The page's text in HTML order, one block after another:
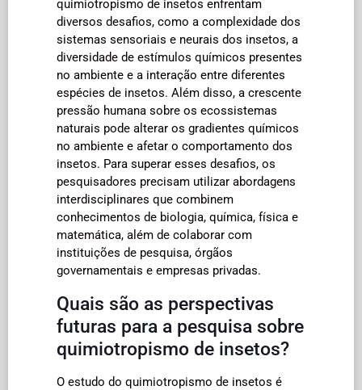
quimiotropismo de insetos enfrentam
diversos desafios, como a complexidade dos
sistemas sensoriais e neurais dos insetos, a
diversidade de estímulos químicos presentes
no ambiente e a interação entre diferentes
espécies de insetos. Além disso, a crescente
pressão humana sobre os ecossistemas
naturais pode alterar os gradientes químicos
no ambiente e afetar o comportamento dos
insetos. Para superar esses desafios, os
pesquisadores precisam utilizar abordagens
interdisciplinares que combinem
conhecimentos de biologia, química, física e
matemática, além de colaborar com
instituições de pesquisa, órgãos
governamentais e empresas privadas.
Quais são as perspectivas
futuras para a pesquisa sobre
quimiotropismo de insetos?
O estudo do quimiotropismo de insetos é